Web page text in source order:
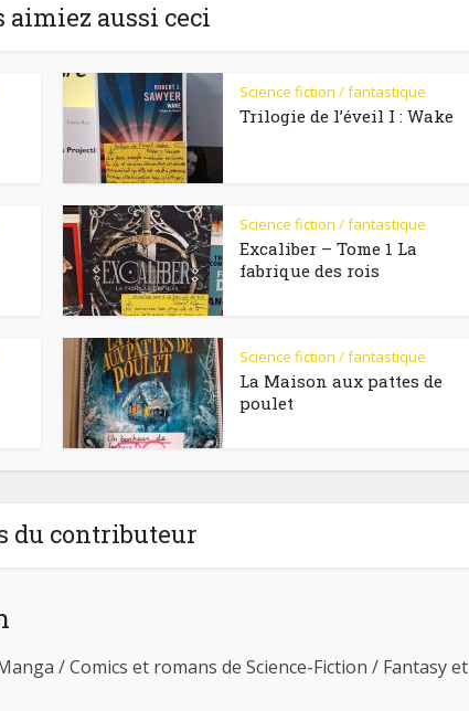
aimiez aussi ceci
Science fiction / fantastique
Trilogie de l’éveil I : Wake
Science fiction / fantastique
Excaliber – Tome 1 La
fabrique des rois
Science fiction / fantastique
La Maison aux pattes de
poulet
du contributeur
/ Comics et romans de Science-Fiction / Fantasy et